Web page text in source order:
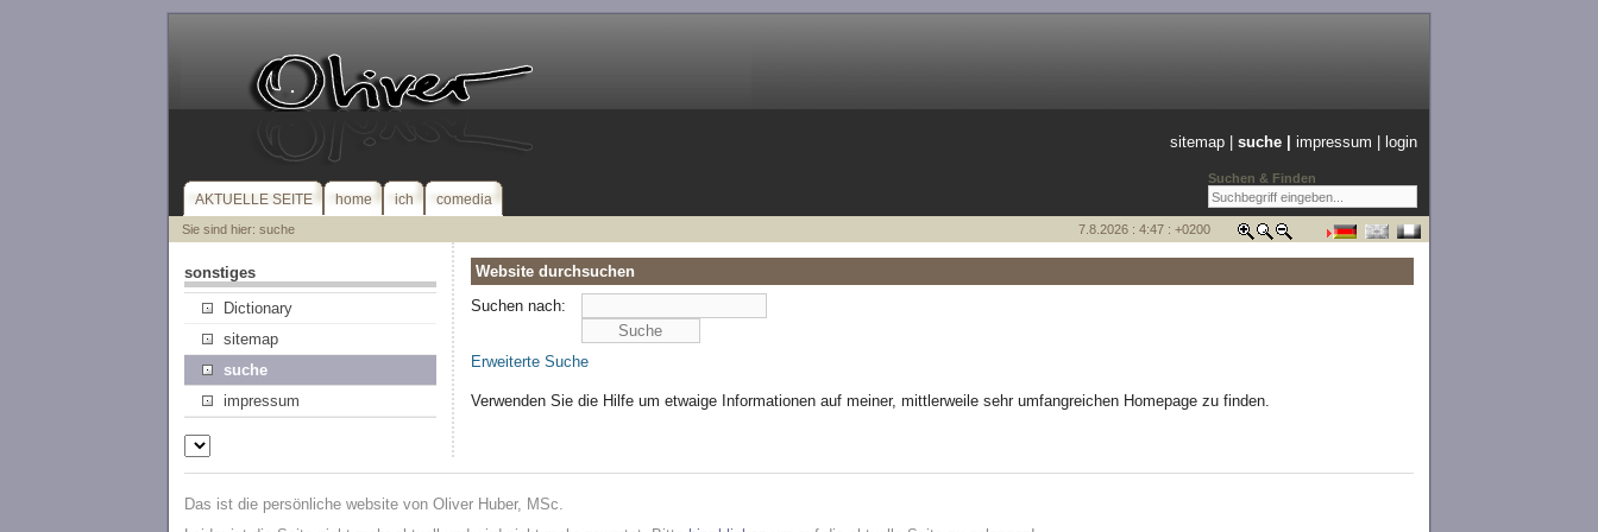
Suchen & Finden
sitemap |suche |impressum login
AKTUELLE SEITE home ich comedia
Sie sind hier: suche 7.8.2026 : 4:47 : +0200
sonstiges
Dictionary
sitemap
suche
impressum
Website durchsuchen
Suchen nach:
Erweiterte Suche
Verwenden Sie die Hilfe um etwaige Informationen auf meiner, mittlerweile sehr umfangreichen Homepage zu finden.
Das ist die persönliche website von Oliver Huber, MSc.